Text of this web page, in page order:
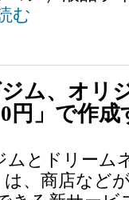
む
ム、オリ
円」で作
ムとドリーム
は、商店など